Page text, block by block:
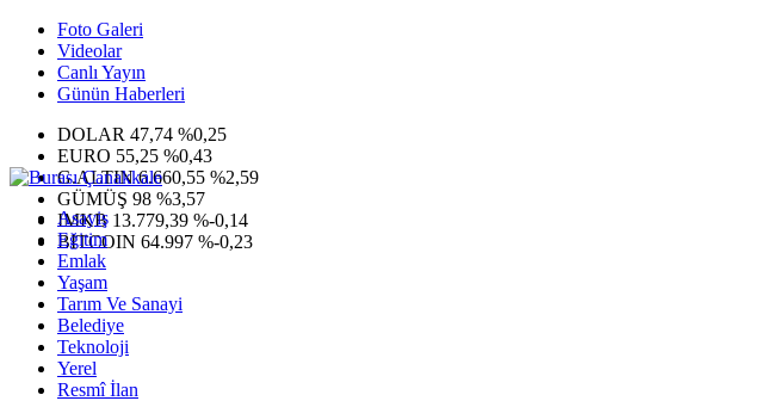
Foto Galeri
Videolar
Canlı Yayın
Günün Haberleri
DOLAR 47,74 %0,25
EURO 55,25 %0,43
G.ALTIN6.660,55 %2,59
GÜMÜŞ 98 %3,57
IMKB 13.779,39 %-0,14
BITCOIN 64.997 %-0,23
Asayiş
Eğitim
Emlak
Yaşam
Tarım Ve Sanayi
Belediye
Teknoloji
Yerel
Resmî İlan